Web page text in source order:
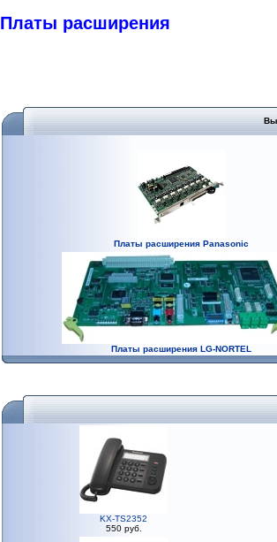
Платы расширения
Платы расширения Panasonic
Платы расширения LG-NORTEL
KX-TS2352
550 руб.